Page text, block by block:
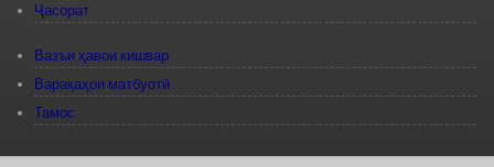
Ҷасорат
Вазъи ҳавои кишвар
Варақаҳои матбуотӣ
Тамос